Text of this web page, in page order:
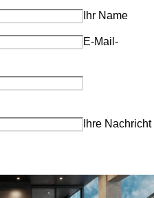
Ihr Name
E-Mail-
Ihre Nachricht